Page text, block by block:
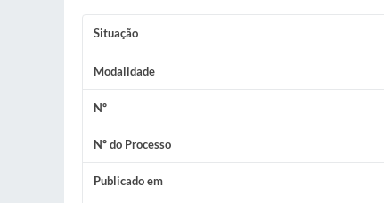
Situação
Modalidade
Nº
Nº do Processo
Publicado em